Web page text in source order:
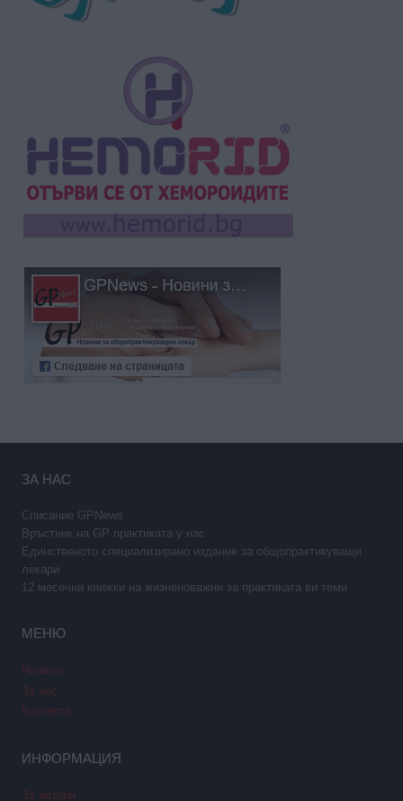
ЗА НАС
Списание GPNews
Връстник на GP практиката у нас
Единственото специализирано издание за общопрактикуващи
лекари
12 месечни книжки на жизненоважни за практиката ви теми
МЕНЮ
Начало
За нас
Контакти
ИНФОРМАЦИЯ
За автори